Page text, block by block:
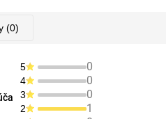
(0)
5 0
4 0
3 0
2 1